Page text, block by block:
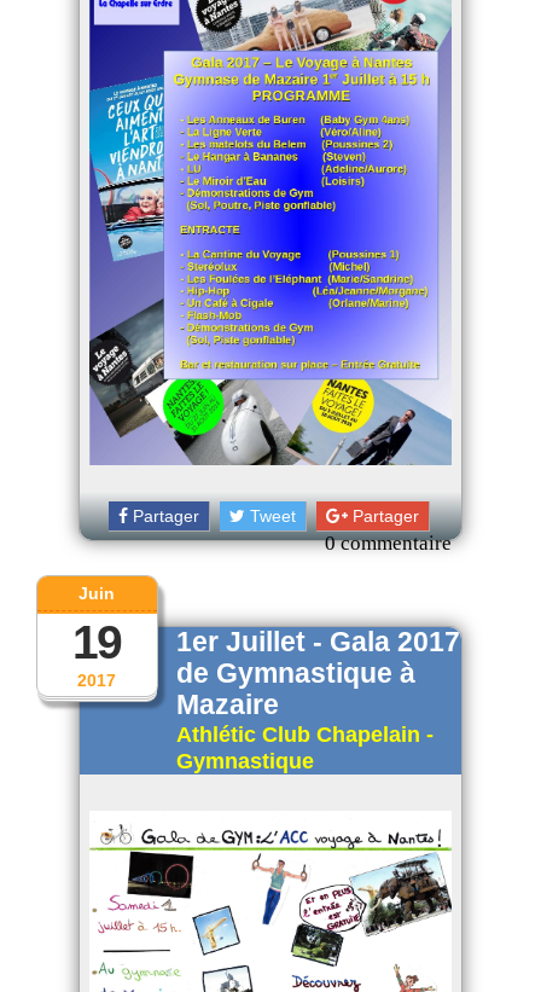
Partager Tweet Partager
0 commentaire
2017
Juin
19
1er Juillet - Gala 2017
de Gymnastique à
Mazaire
Athlétic Club Chapelain -
Gymnastique